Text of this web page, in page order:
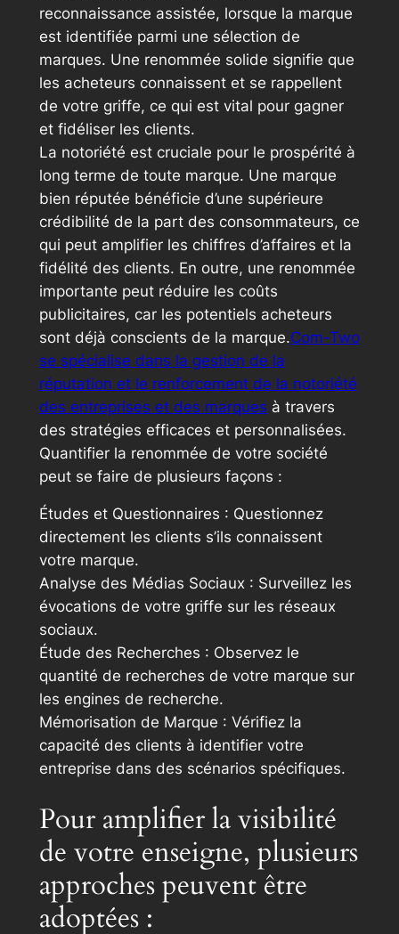
reconnaissance assistée, lorsque la marque
est identifiée parmi une sélection de
marques. Une renommée solide signifie que
les acheteurs connaissent et se rappellent
de votre griffe, ce qui est vital pour gagner
et fidéliser les clients.
La notoriété est cruciale pour le prospérité à
long terme de toute marque. Une marque
bien réputée bénéficie d’une supérieure
crédibilité de la part des consommateurs, ce
qui peut amplifier les chiffres d’affaires et la
fidélité des clients. En outre, une renommée
importante peut réduire les coûts
publicitaires, car les potentiels acheteurs
sont déjà conscients de la marque.Com-Two
se spécialise dans la gestion de la
réputation et le renforcement de la notoriété
des entreprises et des marques à travers
des stratégies efficaces et personnalisées.
Quantifier la renommée de votre société
peut se faire de plusieurs façons :
Études et Questionnaires : Questionnez
directement les clients s’ils connaissent
votre marque.
Analyse des Médias Sociaux : Surveillez les
évocations de votre griffe sur les réseaux
sociaux.
Étude des Recherches : Observez le
quantité de recherches de votre marque sur
les engines de recherche.
Mémorisation de Marque : Vérifiez la
capacité des clients à identifier votre
entreprise dans des scénarios spécifiques.
Pour amplifier la visibilité
de votre enseigne, plusieurs
approches peuvent être
adoptées :